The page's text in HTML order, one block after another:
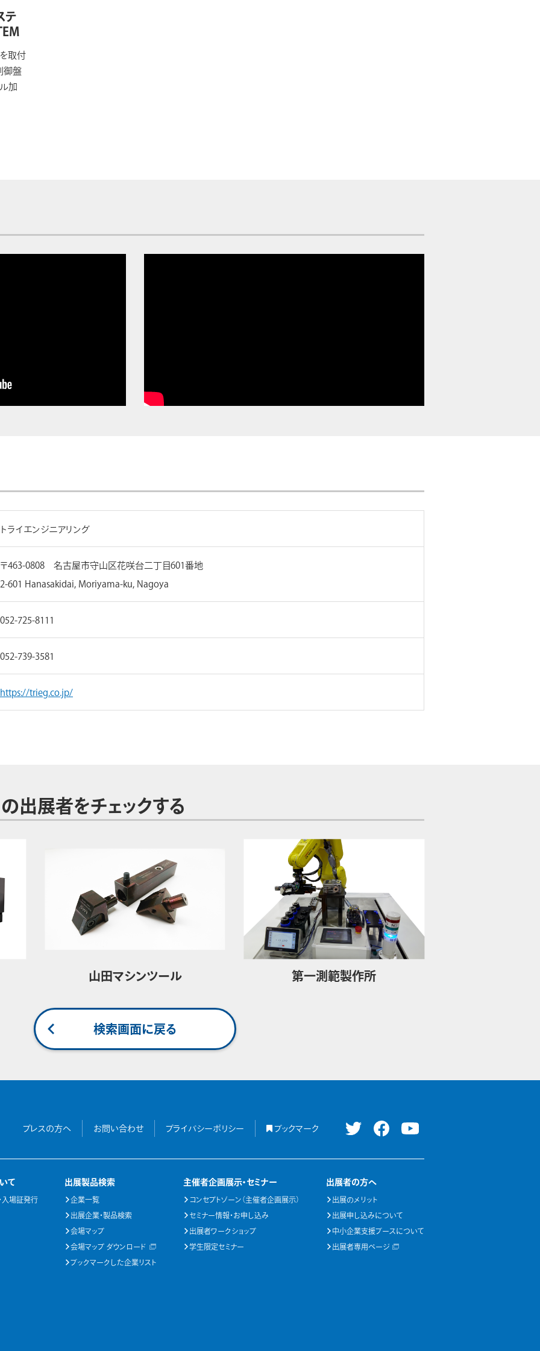
テ
取付
御盤
加
トライエンジニアリング
〒463-0808 名古屋市守山区花咲台二丁目601番地
2-601 Hanasakidai, Moriyama-ku, Nagoya
052-725-8111
052-739-3581
https://trieg.co.jp/
出展者をチェックする
山田マシンツール 第一測範製作所
検索画面に戻る
プレスの方へ お問い合わせ プライバシーポリシー ブックマーク
て
入場証発行
出展製品検索
企業一覧
出展企業・製品検索
会場マップ
会場マップ ダウンロード
ブックマークした企業リスト
主催者企画展示・セミナー
コンセプトゾーン（主催者企画展示）
セミナー情報・お申し込み
出展者ワークショップ
学生限定セミナー
出展者の方へ
出展のメリット
出展申し込みについて
中小企業支援ブースについて
出展者専用ページ